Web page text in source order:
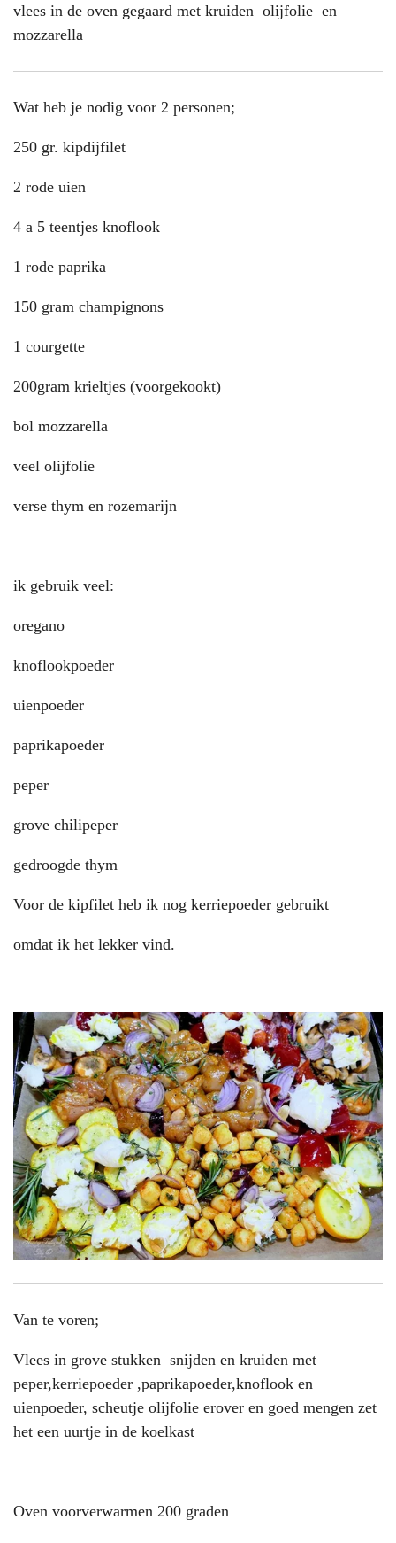
vlees in de oven gegaard met kruiden olijfolie en
mozzarella
Wat heb je nodig voor 2 personen;
250 gr. kipdijfilet
2 rode uien
4 a 5 teentjes knoflook
1 rode paprika
150 gram champignons
1 courgette
200gram krieltjes (voorgekookt)
bol mozzarella
veel olijfolie
verse thym en rozemarijn
ik gebruik veel:
oregano
knoflookpoeder
uienpoeder
paprikapoeder
peper
grove chilipeper
gedroogde thym
Voor de kipfilet heb ik nog kerriepoeder gebruikt
omdat ik het lekker vind.
Van te voren;
Vlees in grove stukken snijden en kruiden met
peper,kerriepoeder ,paprikapoeder,knoflook en
uienpoeder, scheutje olijfolie erover en goed mengen zet
het een uurtje in de koelkast
Oven voorverwarmen 200 graden